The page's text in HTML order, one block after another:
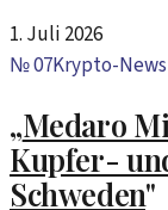
1. Juli 2026
№07Krypto-News
„Medaro
Kupfer-
Schweden"